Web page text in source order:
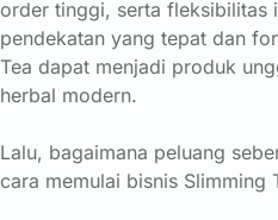
order tinggi, serta fleksibilitas
pendekatan yang tepat dan
Tea dapat menjadi produk
herbal modern.
Lalu, bagaimana peluang
cara memulai bisnis Slimming